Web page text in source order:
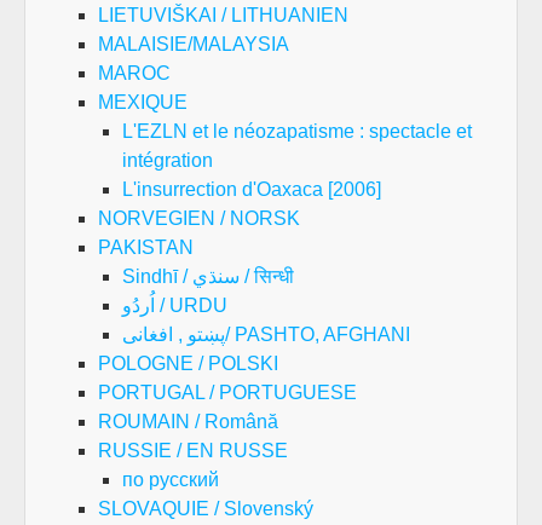
LIETUVIŠKAI / LITHUANIEN
MALAISIE/MALAYSIA
MAROC
MEXIQUE
L'EZLN et le néozapatisme : spectacle et
intégration
L'insurrection d'Oaxaca [2006]
NORVEGIEN / NORSK
PAKISTAN
Sindhī / سنڌي / सिन्धी
اُردُو / URDU
پښتو , افغانی/ PASHTO, AFGHANI
POLOGNE / POLSKI
PORTUGAL / PORTUGUESE
ROUMAIN / Română
RUSSIE / EN RUSSE
по русский
SLOVAQUIE / Slovenský